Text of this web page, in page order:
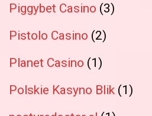
Piggybet Casino (3)
Pistolo Casino (2)
Planet Casino (1)
Polskie Kasyno Blik (1)